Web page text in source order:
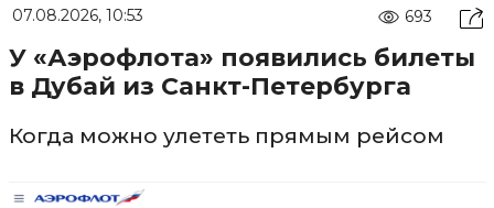
07.08.2026, 10:53 693
У «Аэрофлота» появились билеты
в Дубай из Санкт-Петербурга
Когда можно улететь прямым рейсом